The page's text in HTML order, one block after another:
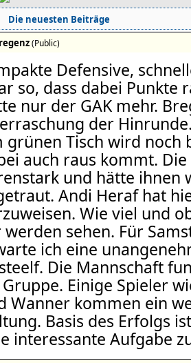
Die neuesten Beiträge
(Public)
Defensive,
so, dass dabei Punkte
nur der GAK mehr.
der
grünen Tisch wird noch
auch raus kommt.
und hätte ihnen
Andi Heraf hat
Wie viel und
sehen. Für
ich eine
Die Mannschaft
Gruppe. Einige Spieler
Wanner kommen ein
Basis des Erfolgs
interessante Aufgabe